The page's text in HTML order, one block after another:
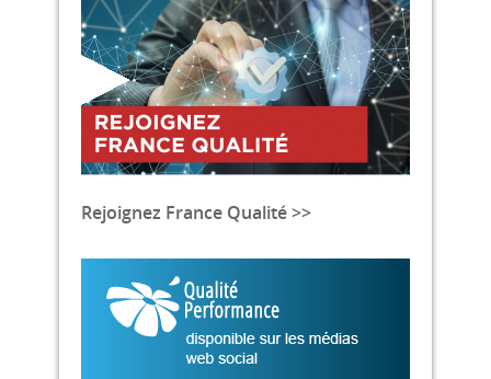
Rejoignez France Qualité >>